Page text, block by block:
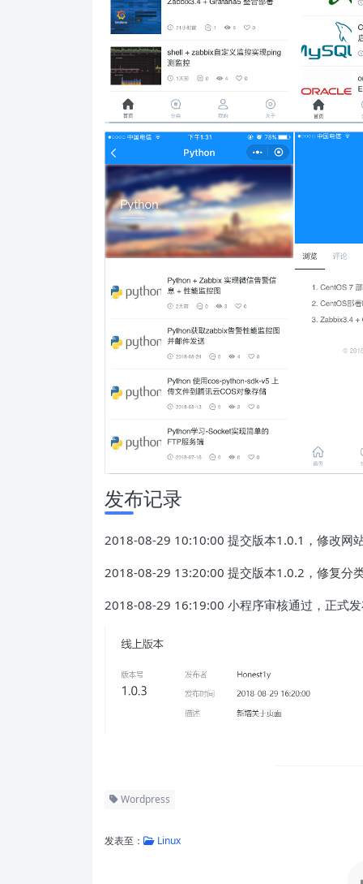
发布记录
2018-08-29 10:10:00 提交版本1.0.1，修改网
2018-08-29 13:20:00 提交版本1.0.2，修复分
2018-08-29 16:19:00 小程序审核通过，正式
Wordpress
发表至： Linux